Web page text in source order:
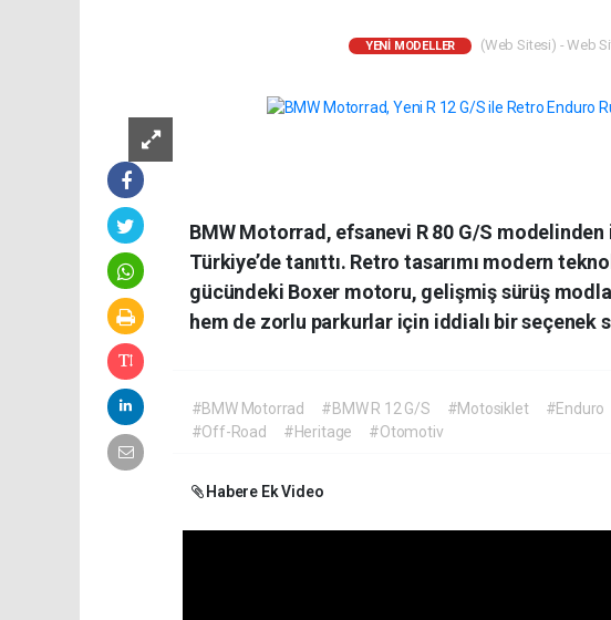
YENI MODELLER (Web Sitesi) - Web
BMW Motorrad, efsanevi R 80 G/S
Türkiye’de tanıttı. Retro tasarımı modern
gücündeki Boxer motoru, gelişmiş sürüş
hem de zorlu parkurlar için iddialı bir seçenek
#BMW Motorrad #BMW R 12 G/S #Motosiklet #Enduro
#Off-Road
#Heritage #Otomotiv
Habere Ek Video